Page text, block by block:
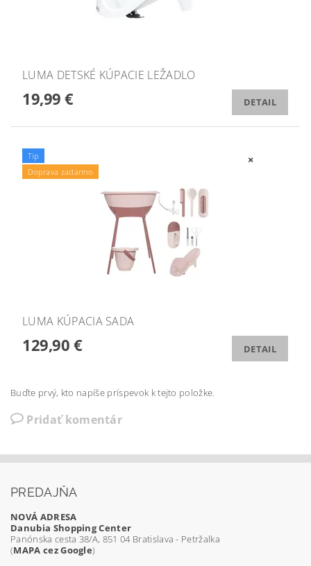
LUMA DETSKÉ KÚPACIE LEŽADLO
19,99 € DETAIL
Tip
Doprava zadarmo
LUMA KÚPACIA SADA
129,90 € DETAIL
Buďte prvý, kto napíše príspevok k tejto položke.
Pridať komentár
PREDAJŇA
NOVÁ ADRESA
Danubia Shopping Center
Panónska cesta 38/A, 851 04 Bratislava - Petržalka
(MAPA cez Google)